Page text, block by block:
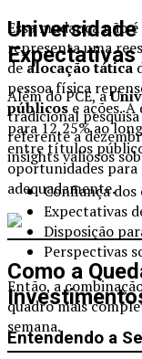
Expectativas
Além do PCE, a
tradicional
referente a
insights valiosos
Confiança
Expectativas
Disposição
Perspectivas
Então, a
quadro mais
semana.
Essa mudança não
representa uma
dealocação tática
pessoa física
públicose ações. A
para 12,25% ao
entre títulos
oportunidades para
adequadamente.
Como a
Entendendo a